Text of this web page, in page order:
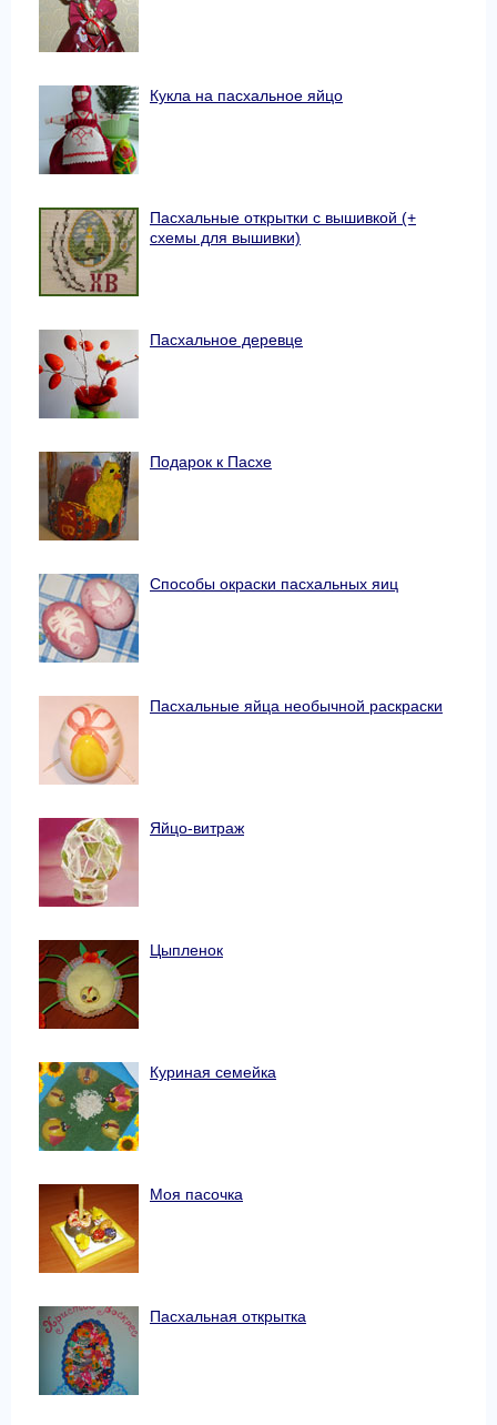
Кукла на пасхальное яйцо
Пасхальные открытки с вышивкой (+
схемы для вышивки)
Пасхальное деревце
Подарок к Пасхе
Способы окраски пасхальных яиц
Пасхальные яйца необычной раскраски
Яйцо-витраж
Цыпленок
Куриная семейка
Моя пасочка
Пасхальная открытка